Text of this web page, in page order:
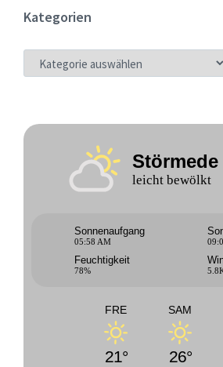
Kategorien
KATEGORIEN
Störmede
leicht bewölkt
Sonnenaufgang
05:58 AM
Feuchtigkeit
78%
FRE
21°
SAM
26°